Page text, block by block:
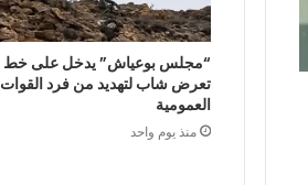
“مجلس بوعياش” يدخل على خط
تعرض شاب لتهديد من فرد القوات
العمومية
منذ يوم واحد